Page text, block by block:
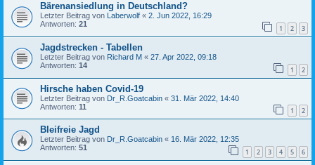
Bärenansiedlung in Deutschland?
Letzter Beitrag von Laberwolf « 2. Jun 2022, 16:29
Antworten: 21 1 2 3
Jagdstrecken - Tabellen
Letzter Beitrag von Richard M « 27. Apr 2022, 09:18
Antworten: 14 1 2
Hirsche haben Covid-19
Letzter Beitrag von Dr_R.Goatcabin « 31. Mär 2022, 14:40
Antworten: 11 1 2
Bleifreie Jagd
Letzter Beitrag von Dr_R.Goatcabin « 16. Mär 2022, 12:35
Antworten: 51 1 2 3 4 5 6